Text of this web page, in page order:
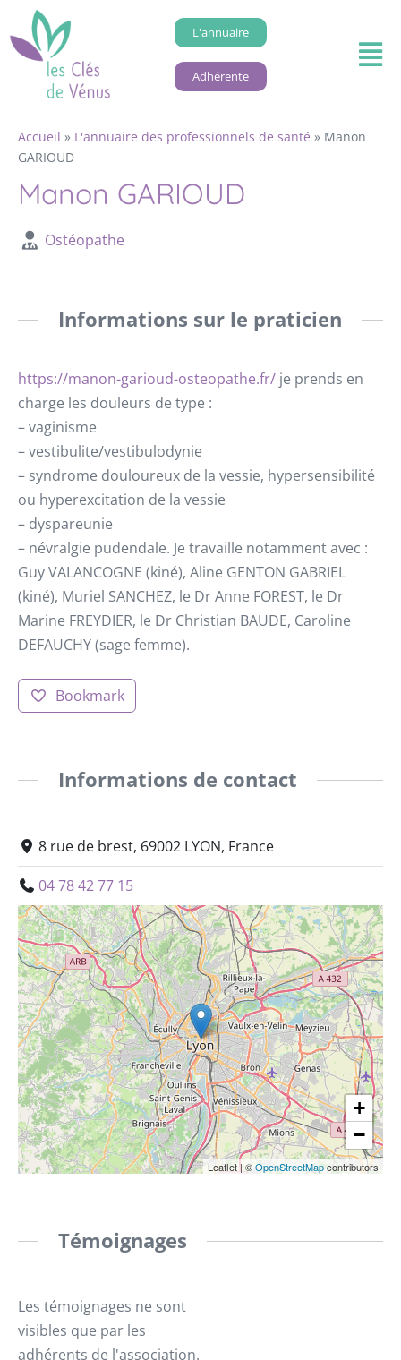
L'annuaire
Adhérente
Accueil » L'annuaire des professionnels de santé » Manon
GARIOUD
Manon GARIOUD
Ostéopathe
Informations sur le praticien
https://manon-garioud-osteopathe.fr/ je prends en
charge les douleurs de type :
– vaginisme
– vestibulite/vestibulodynie
– syndrome douloureux de la vessie, hypersensibilité
ou hyperexcitation de la vessie
– dyspareunie
– névralgie pudendale. Je travaille notamment avec :
Guy VALANCOGNE (kiné), Aline GENTON GABRIEL
(kiné), Muriel SANCHEZ, le Dr Anne FOREST, le Dr
Marine FREYDIER, le Dr Christian BAUDE, Caroline
DEFAUCHY (sage femme).
Bookmark
Informations de contact
8 rue de brest, 69002 LYON, France
04 78 42 77 15
+
−
Leaflet | ©OpenStreetMapcontributors
Témoignages
Les témoignages ne sont
visibles que par les
adhérents de l'association.